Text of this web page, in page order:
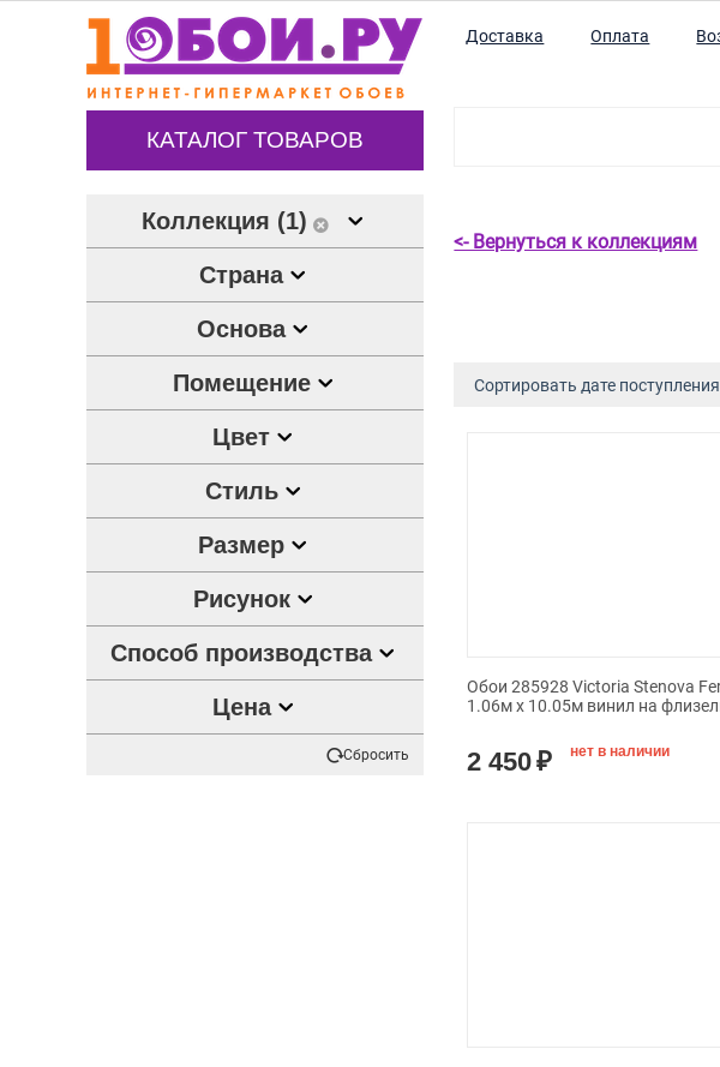
КАТАЛОГ ТОВАРОВ
Доставка Оплата
Коллекция (1)
Страна
Основа
Помещение
Цвет
Стиль
Размер
Рисунок
Способ производства
Цена
Сбросить
<- Вернуться к коллекциям
Сортировать дате поступления
Обои 285928 Victoria Stenova
1.06м x 10.05м винил на
2 450₽ нет в наличии